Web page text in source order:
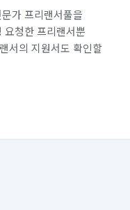
가 프리랜서풀을
요청한 프리랜서뿐
서의 지원서도 확인할